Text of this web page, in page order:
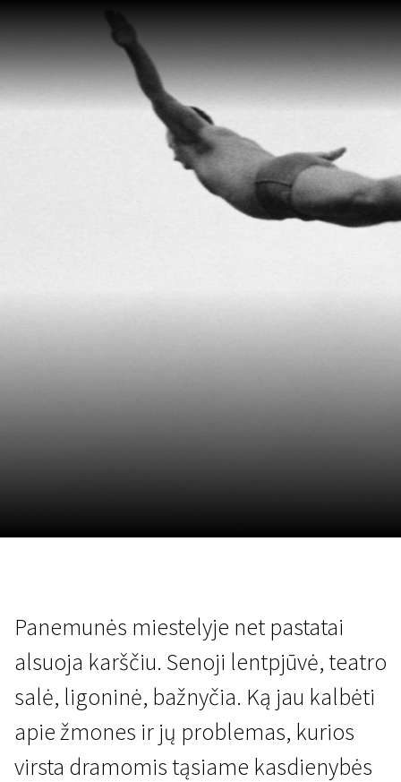
Panemunės miestelyje net pastatai
alsuoja karščiu. Senoji lentpjūvė, teatro
salė, ligoninė, bažnyčia. Ką jau kalbėti
apie žmones ir jų problemas, kurios
virsta dramomis tąsiame kasdienybės